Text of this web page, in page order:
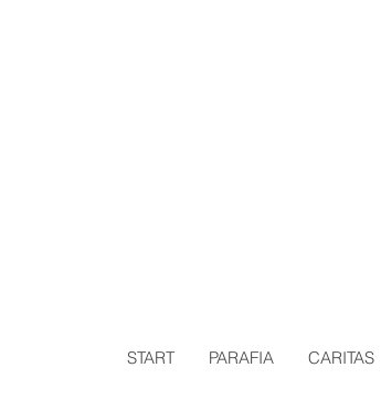
START PARAFIA CARITAS